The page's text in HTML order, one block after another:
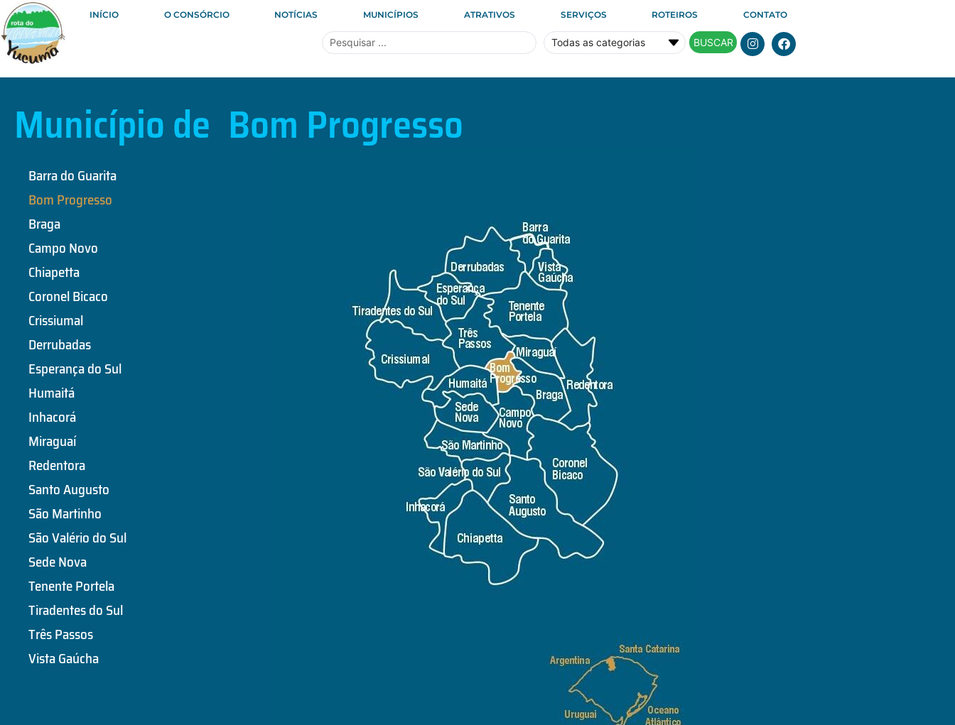
INÍCIO O CONSÓRCIO NOTÍCIAS MUNICÍPIOS ATRATIVOS SERVIÇOS ROTEIROS CONTATO
BUSCAR
Município de Bom Progresso
Barra do Guarita
Bom Progresso
Braga
Campo Novo
Chiapetta
Coronel Bicaco
Crissiumal
Derrubadas
Esperança do Sul
Humaitá
Inhacorá
Miraguaí
Redentora
Santo Augusto
São Martinho
São Valério do Sul
Sede Nova
Tenente Portela
Tiradentes do Sul
Três Passos
Vista Gaúcha